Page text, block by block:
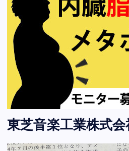
東芝音楽工業株式